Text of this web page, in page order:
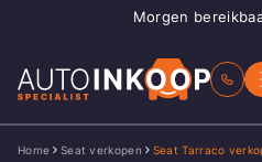
Morgen
Home Seat verkopen Seat Tarraco